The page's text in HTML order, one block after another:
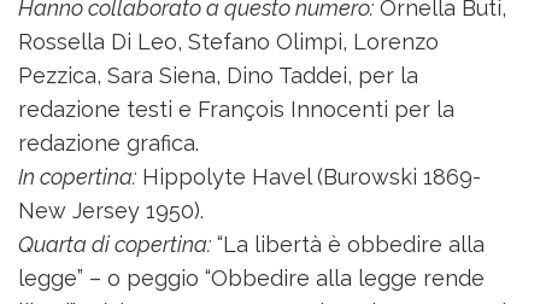
Hanno collaborato a questo numero: Ornella Buti,
Rossella Di Leo, Stefano Olimpi, Lorenzo
Pezzica, Sara Siena, Dino Taddei, per la
redazione testi e François Innocenti per la
redazione grafica.
In copertina: Hippolyte Havel (Burowski 1869-
New Jersey 1950).
Quarta di copertina: “La libertà è obbedire alla
legge” – o peggio “Obbedire alla legge rende